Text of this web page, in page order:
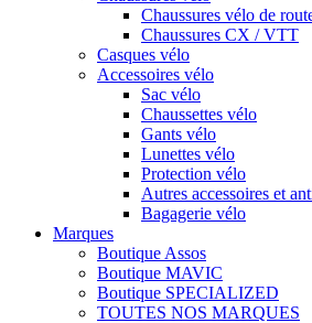
Chaussures vélo de
Chaussures CX / VTT
Casques vélo
Accessoires vélo
Sac vélo
Chaussettes vélo
Gants vélo
Lunettes vélo
Protection vélo
Autres accessoires et
Bagagerie vélo
Marques
Boutique Assos
Boutique MAVIC
Boutique SPECIALIZED
TOUTES NOS MARQUES